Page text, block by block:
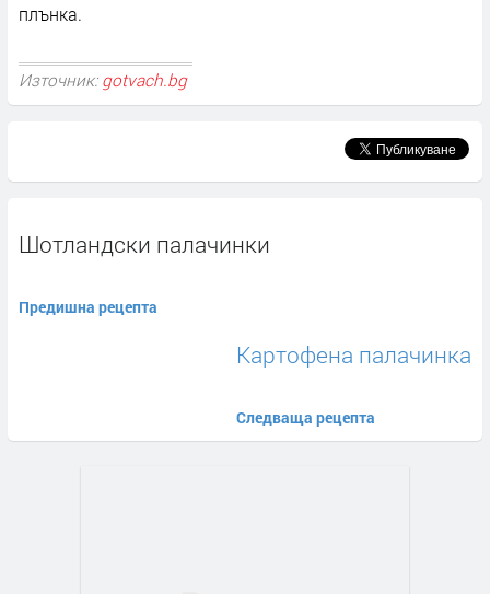
плънка.
Източник: gotvach.bg
Шотландски палачинки
Предишна рецепта
Картофена палачинка
Следваща рецепта